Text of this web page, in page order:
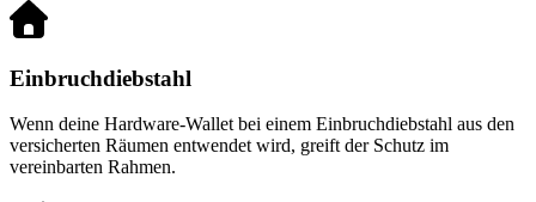
Einbruchdiebstahl
Wenn deine Hardware-Wallet bei einem Einbruchdiebstahl aus den
versicherten Räumen entwendet wird, greift der Schutz im
vereinbarten Rahmen.